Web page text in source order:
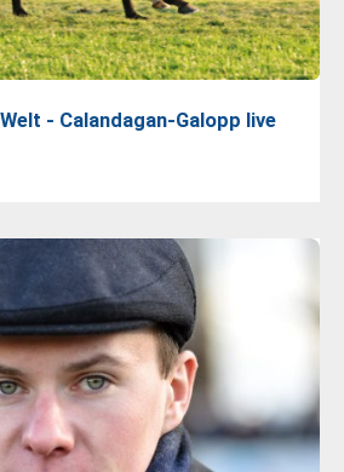
- Calandagan-Galopp live